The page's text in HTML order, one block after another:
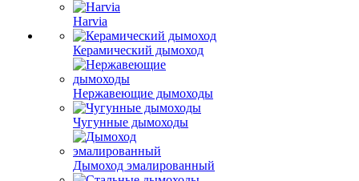
Harvia
Керамический дымоход
Нержавеющие дымоходы
Чугунные дымоходы
Дымоход эмалированный